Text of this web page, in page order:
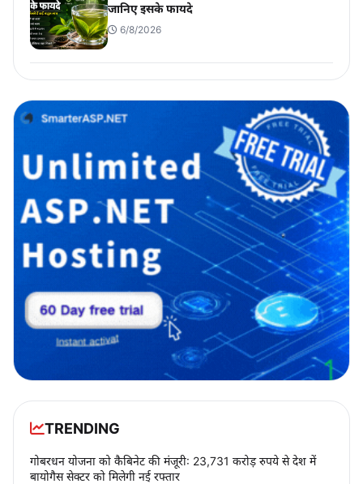
जानिए इसके फायदे
6/8/2026
TRENDING
गोबरधन योजना को कैबिनेट की मंजूरी: 23,731 करोड़ रुपये से देश में
बायोगैस सेक्टर को मिलेगी नई रफ्तार